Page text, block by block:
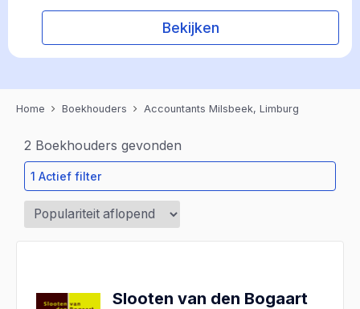
Bekijken
Home Boekhouders Accountants Milsbeek, Limburg
2 Boekhouders gevonden
1 Actief filter
Slooten van den Bogaart